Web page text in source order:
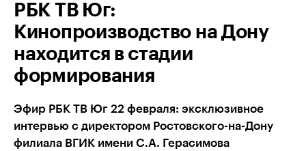
РБК ТВ Юг:
Кинопроизводство на Дону
находится в стадии
формирования
Эфир РБК ТВ Юг 22 февраля: эксклюзивное
интервью с директором Ростовского-на-Дону
филиала ВГИК имени С.А. Герасимова